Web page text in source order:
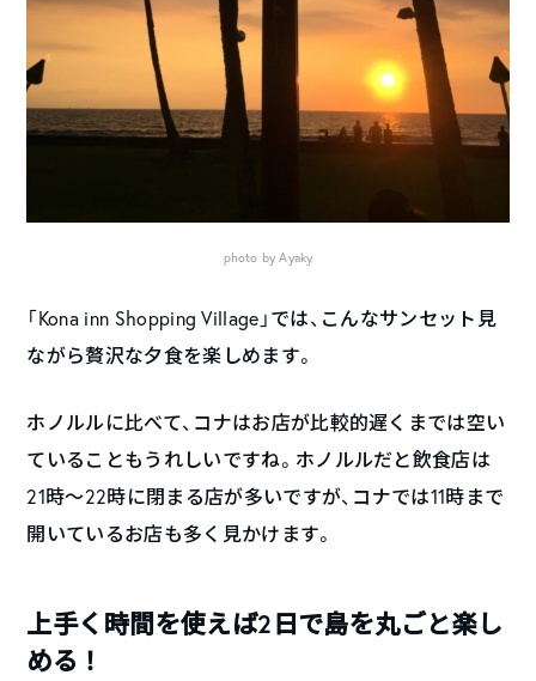
photo by Ayaky
「Kona inn Shopping Village」では、こんなサンセット見
ながら贅沢な夕食を楽しめます。
ホノルルに比べて、コナはお店が比較的遅くまでは空い
ていることもうれしいですね。ホノルルだと飲食店は
21時〜22時に閉まる店が多いですが、コナでは11時まで
開いているお店も多く見かけます。
上手く時間を使えば2日で島を丸ごと楽し
める！